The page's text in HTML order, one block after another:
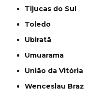
Tijucas do Sul
Toledo
Ubiratã
Umuarama
União da Vitória
Wenceslau Braz